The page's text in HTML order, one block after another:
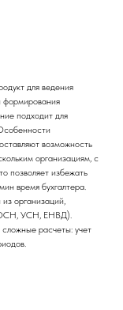
для ведения
формирования
подходит для
возможность
организациям, с
позволяет избежать
время бухгалтера.
организаций,
(ОСН, УСН, ЕНВД).
расчеты: учет